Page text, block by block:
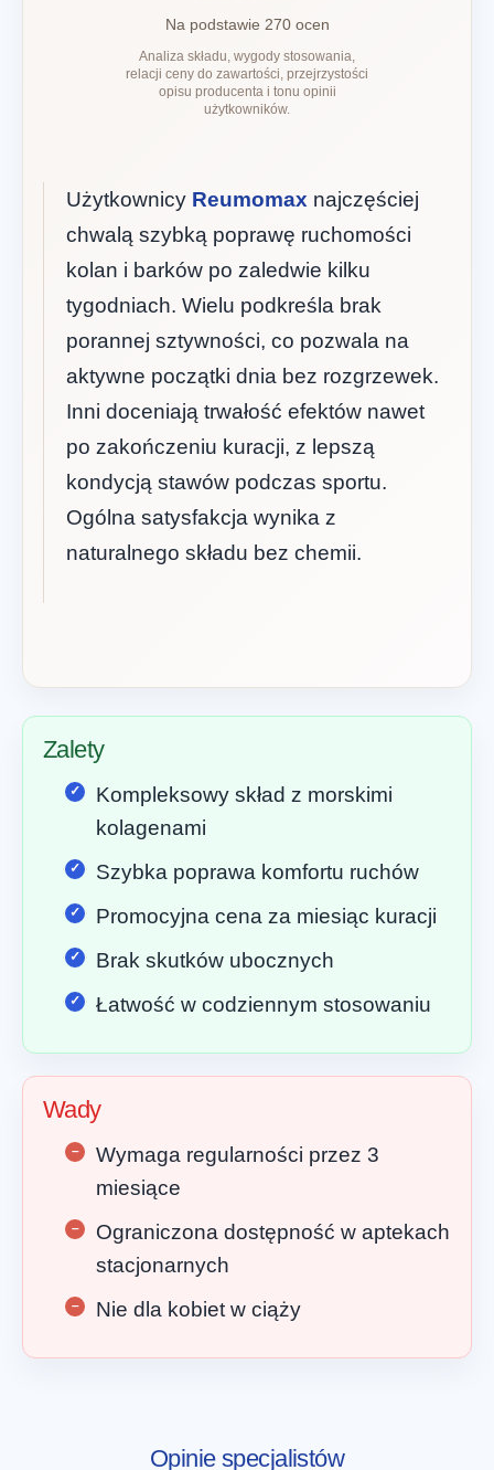
Na podstawie 270 ocen
Analiza składu, wygody stosowania,
relacji ceny do zawartości, przejrzystości
opisu producenta i tonu opinii
użytkowników.
Użytkownicy Reumomax najczęściej
chwalą szybką poprawę ruchomości
kolan i barków po zaledwie kilku
tygodniach. Wielu podkreśla brak
porannej sztywności, co pozwala na
aktywne początki dnia bez rozgrzewek.
Inni doceniają trwałość efektów nawet
po zakończeniu kuracji, z lepszą
kondycją stawów podczas sportu.
Ogólna satysfakcja wynika z
naturalnego składu bez chemii.
Zalety
Kompleksowy skład z morskimi
kolagenami
Szybka poprawa komfortu ruchów
Promocyjna cena za miesiąc kuracji
Brak skutków ubocznych
Łatwość w codziennym stosowaniu
Wady
Wymaga regularności przez 3
miesiące
Ograniczona dostępność w aptekach
stacjonarnych
Nie dla kobiet w ciąży
Opinie specjalistów